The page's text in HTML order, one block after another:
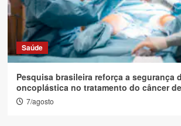
Saúde
Pesquisa brasileira reforça a segurança
oncoplástica no tratamento do câncer
7/agosto